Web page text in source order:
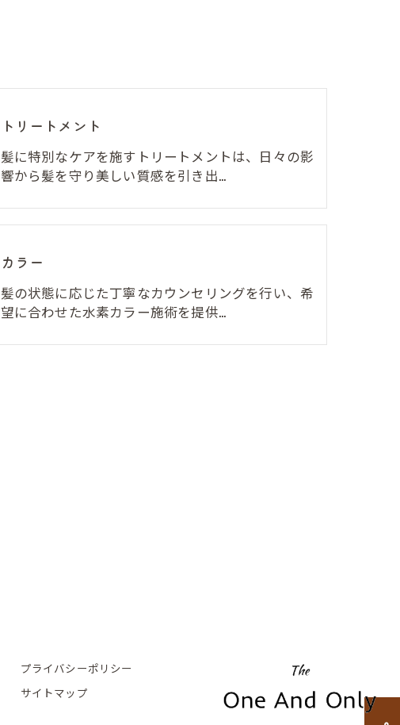
トリートメント
髪に特別なケアを施すトリートメントは、日々の影
響から髪を守り美しい質感を引き出…
カラー
髪の状態に応じた丁寧なカウンセリングを行い、希
望に合わせた水素カラー施術を提供…
プライバシーポリシー
サイトマップ